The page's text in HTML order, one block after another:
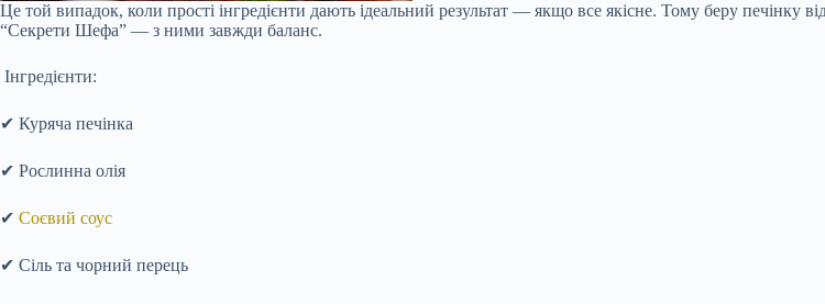
Це той випадок, коли прості інгредієнти дають ідеальний результат — якщо все якісне. Тому беру печінку
“Секрети Шефа” — з ними завжди баланс.
Інгредієнти:
✔ Куряча печінка
✔ Рослинна олія
✔ Соєвий соус
✔ Сіль та чорний перець